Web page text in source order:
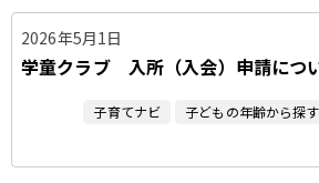
2026年5月1日
学童クラブ 入所（入会）申請につ
子育てナビ 子どもの年齢から探す